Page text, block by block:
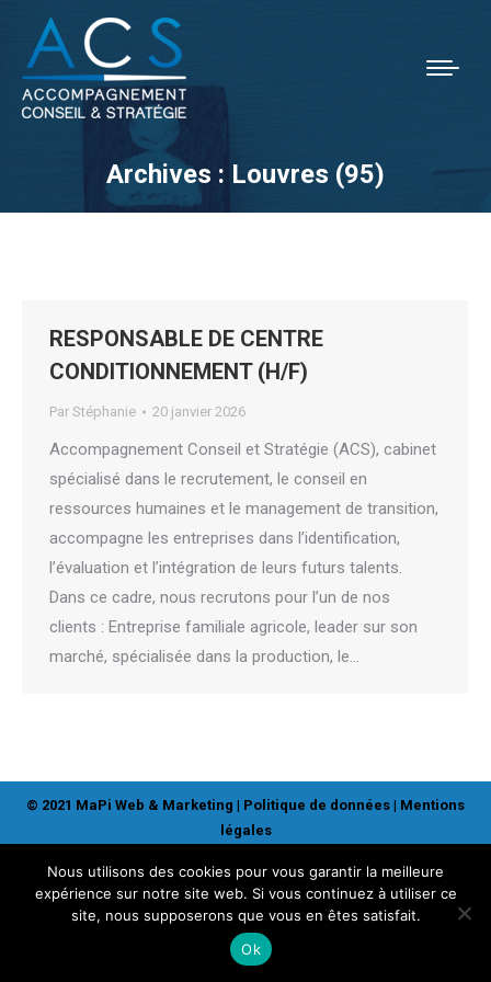
Archives : Louvres (95)
RESPONSABLE DE CENTRE
CONDITIONNEMENT (H/F)
Par Stéphanie 20 janvier 2026
Accompagnement Conseil et Stratégie (ACS), cabinet
spécialisé dans le recrutement, le conseil en
ressources humaines et le management de transition,
accompagne les entreprises dans l’identification,
l’évaluation et l’intégration de leurs futurs talents.
Dans ce cadre, nous recrutons pour l’un de nos
clients : Entreprise familiale agricole, leader sur son
marché, spécialisée dans la production, le…
© 2021 MaPi Web & Marketing | Politique de données | Mentions
légales
Nous utilisons des cookies pour vous garantir la meilleure
expérience sur notre site web. Si vous continuez à utiliser ce
site, nous supposerons que vous en êtes satisfait.
Ok